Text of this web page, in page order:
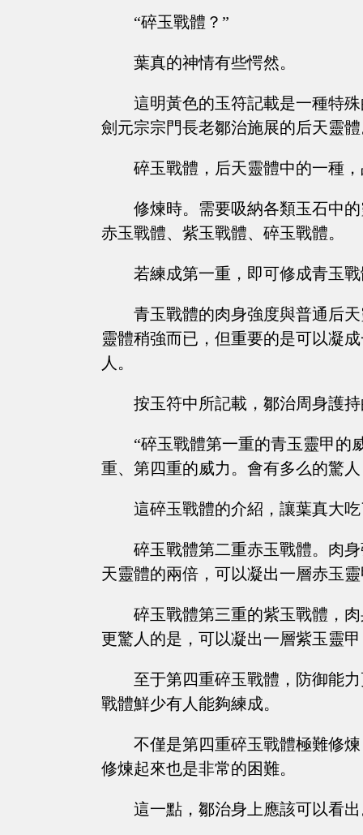
“碎玉戰體？”
葉真的神情有些愕然。
這明黃色的玉符記載是一種特
劍元宗宗門長老鄒治施展的后天靈
碎玉戰體，后天靈體中的一種
修煉時。需要吸納各類玉石中
赤玉戰體、紫玉戰體、碎玉戰體。
若練成第一重，即可修成青玉
青玉戰體的肉身強度與普通后
靈體稍強而已，但重要的是可以凝
人。
按玉符中所記載，鄒治周身護
“碎玉戰體第一重的青玉靈甲的
重、第四重的威力。會有多么的驚人
這碎玉戰體的介紹，讓葉真大
碎玉戰體第二重赤玉戰體。肉
天靈體的兩倍，可以凝出一層赤玉
碎玉戰體第三重的紫玉戰體，
更驚人的是，可以凝出一層紫玉靈
至于第四重碎玉戰體，防御能
戰體鮮少有人能夠練成。
不僅是第四重碎玉戰體極難修
修煉起來也是非常的困難。
這一點，鄒治身上應該可以看